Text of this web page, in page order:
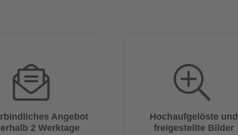
Angebot
2 Werktage
Hochaufgelöste und
freigestellte Bilder